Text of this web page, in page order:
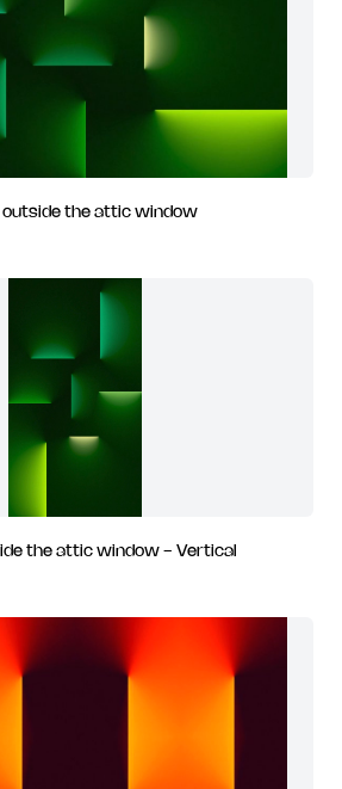
outside the attic window
the attic window - Vertical